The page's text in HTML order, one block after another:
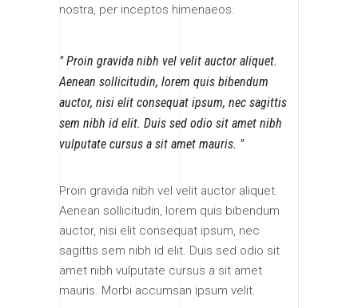
nostra, per inceptos himenaeos.
Proin gravida nibh vel velit auctor aliquet.
Aenean sollicitudin, lorem quis bibendum
auctor, nisi elit consequat ipsum, nec sagittis
sem nibh id elit. Duis sed odio sit amet nibh
vulputate cursus a sit amet mauris.
Proin gravida nibh vel velit auctor aliquet.
Aenean sollicitudin, lorem quis bibendum
auctor, nisi elit consequat ipsum, nec
sagittis sem nibh id elit. Duis sed odio sit
amet nibh vulputate cursus a sit amet
mauris. Morbi accumsan ipsum velit.